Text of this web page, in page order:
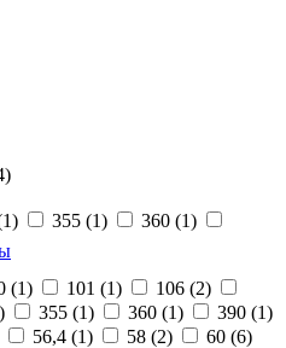
)
1) 355 (1) 360 (1)
(1) 101 (1) 106 (2)
) 355 (1) 360 (1) 390 (1)
56,4 (1) 58 (2) 60 (6)